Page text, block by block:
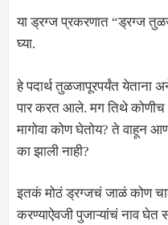
या ड्रग्ज प्रकरणात “ड्रग्ज
घ्या.
हे पदार्थ तुळजापूरपर्यंत येताना
पार करत आले. मग तिथे कोणीच
मागोवा कोण घेतोय? ते वाहून
का झाली नाही?
इतकं मोठं ड्रग्जचं जाळं कोण
करण्याऐवजी पुजाऱ्यांचं नाव घेत